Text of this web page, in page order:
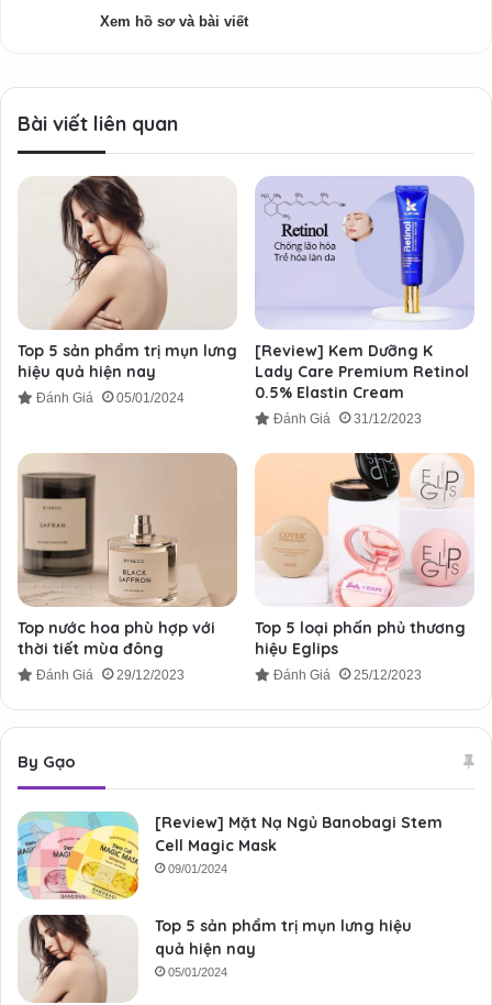
Xem hồ sơ và bài viết
Bài viết liên quan
Top 5 sản phẩm trị mụn lưng
hiệu quả hiện nay
Đánh Giá 05/01/2024
[Review] Kem Dưỡng K
Lady Care Premium Retinol
0.5% Elastin Cream
Đánh Giá 31/12/2023
Top nước hoa phù hợp với
thời tiết mùa đông
Đánh Giá 29/12/2023
Top 5 loại phấn phủ thương
hiệu Eglips
Đánh Giá 25/12/2023
By Gạo
[Review] Mặt Nạ Ngủ Banobagi Stem
Cell Magic Mask
09/01/2024
Top 5 sản phẩm trị mụn lưng hiệu
quả hiện nay
05/01/2024